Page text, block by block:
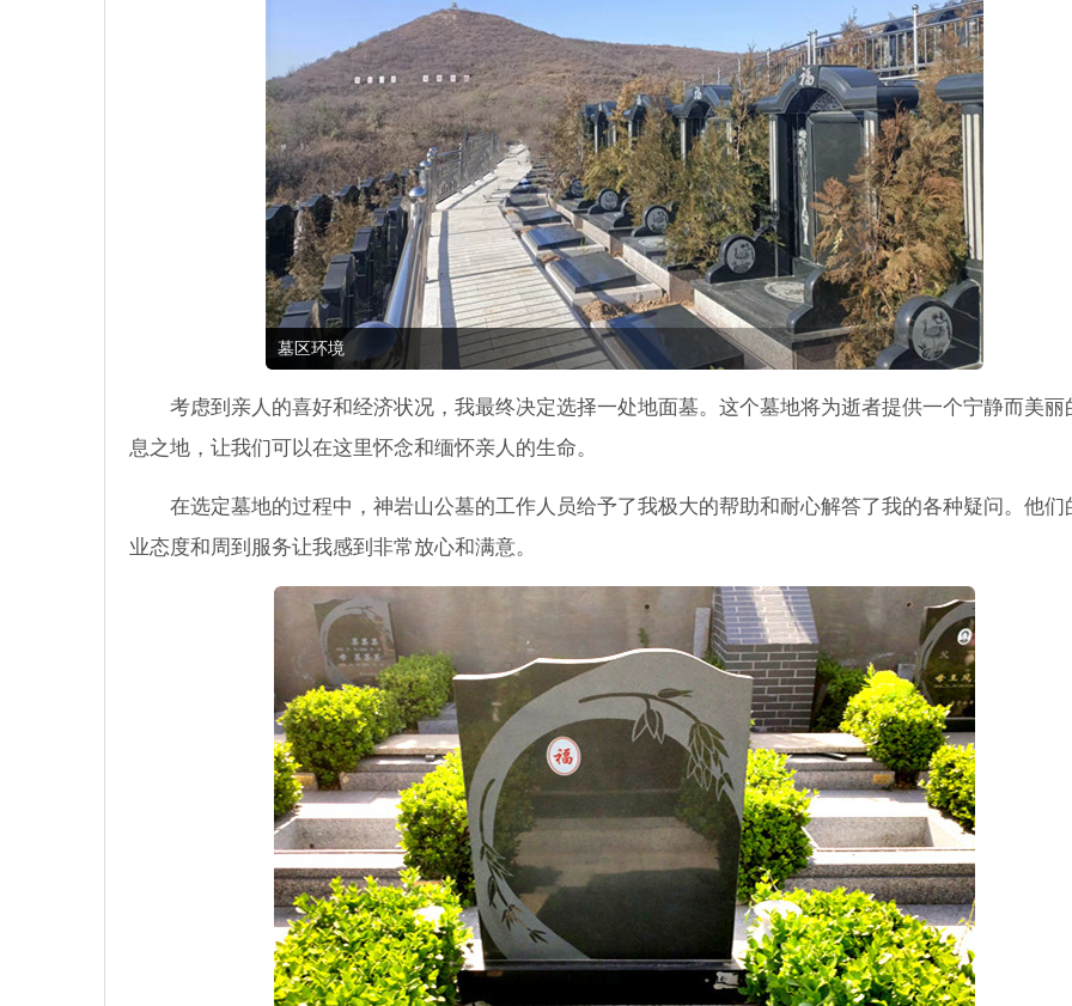
墓区环境
考虑到亲人的喜好和经济状况，我最终决定选择一处地面墓。这个墓地将为逝者提供一个宁静而美丽
息之地，让我们可以在这里怀念和缅怀亲人的生命。
在选定墓地的过程中，神岩山公墓的工作人员给予了我极大的帮助和耐心解答了我的各种疑问。他们
业态度和周到服务让我感到非常放心和满意。